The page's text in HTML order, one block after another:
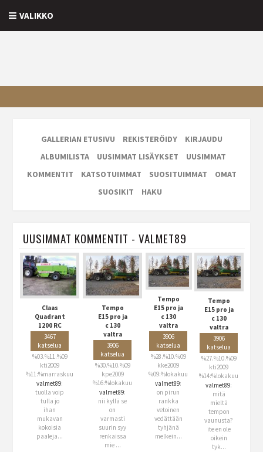
VALIKKO
GALLERIAN ETUSIVU REKISTERÖIDY
KIRJAUDU
ALBUMILISTA
UUSIMMAT LISÄYKSET
UUSIMMAT
KOMMENTIT
KATSOTUIMMAT SUOSITUIMMAT
OMAT
SUOSIKIT
HAKU
UUSIMMAT KOMMENTIT - VALMET89
Claas
Quadrant
1200 RC
3467
katselua
%03.%11.%09
kti2009
%11:%marraskuu
valmet89:
tuolla voip
tulla jo
ihan
mukavan
kokoisia
paaleja...
Tempo
E15 pro ja
c 130
valtra
3906
katselua
%30.%10.%09
kpe2009
%16:%lokakuu
valmet89:
nii kyllä se
on
varmasti
suurin syy
renkaissa
mie ...
Tempo
E15 pro ja
c 130
valtra
3906
katselua
%28.%10.%09
kke2009
%09:%lokakuu
valmet89:
on pirun
rankka
vetoinen
vedättään
tyhjänä
melkein...
Tempo
E15 pro ja
c 130
valtra
3906
katselua
%27.%10.%09
kti2009
%14:%lokakuu
valmet89:
mitä
mieltä
tempon
vaunusta?
ite en ole
oikein
tyk...